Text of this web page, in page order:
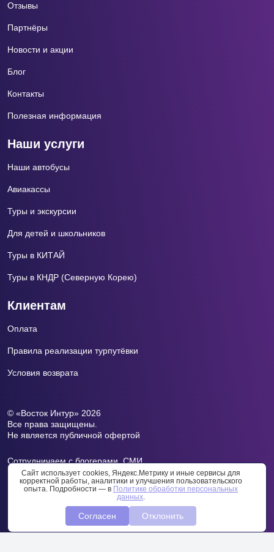
Отзывы
Партнёры
Новости и акции
Блог
Контакты
Полезная информация
Наши услуги
Наши автобусы
Авиакассы
Туры и экскурсии
Для детей и школьников
Туры в КИТАЙ
Туры в КНДР (Северную Корею)
Клиентам
Оплата
Правила реализации турпутёвки
Условия возврата
© «Восток Интур» 2026
Все права защищены.
Не является публичной офертой
Сотрудничаем с блогерами, СМИ.
Почта для СМИ:press@vоstokintur.ru
Политика в отношении персональных данных
Сайт использует cookies, Яндекс.Метрику и иные сервисы для
корректной работы, аналитики и улучшения пользовательского
опыта. Подробности — в Политике обработки персональных
данных.
Согласен Отклонить